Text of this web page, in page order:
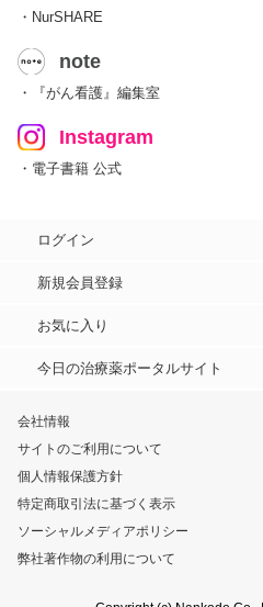
・NurSHARE
note
・『がん看護』編集室
Instagram
・電子書籍 公式
ログイン
新規会員登録
お気に入り
今日の治療薬ポータルサイト
会社情報
サイトのご利用について
個人情報保護方針
特定商取引法に基づく表示
ソーシャルメディアポリシー
弊社著作物の利用について